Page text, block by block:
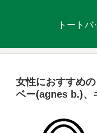
トート
女性におすすめ
ベー(agnes b.)、